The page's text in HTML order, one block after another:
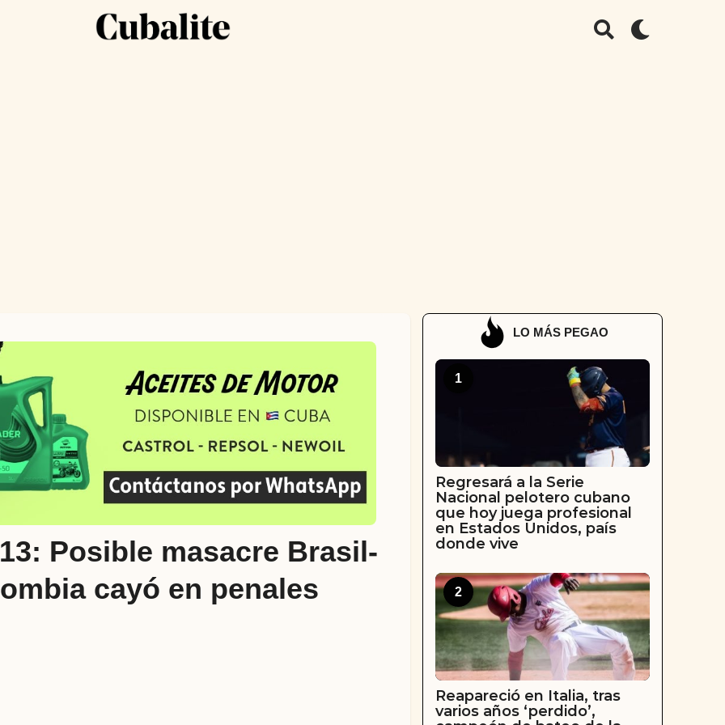
Posible masacre Brasil-
cayó en penales
LO MÁS PEGAO
1
Regresará a la Serie
Nacional pelotero cubano
que hoy juega profesional
en Estados Unidos, país
donde vive
2
Reapareció en Italia, tras
varios años ‘perdido’,